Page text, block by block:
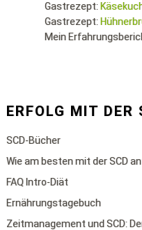
Gastrezept:
Gastrezept:
Mein
ERFOLG MIT DER
SCD-Bücher
Wie am besten mit der SCD
FAQ Intro-Diät
Ernährungstagebuch
Zeitmanagement und SCD: